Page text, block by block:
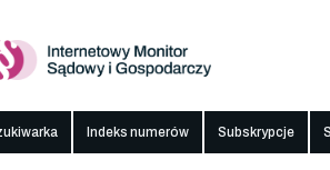
Indeks numerów Subskrypcje